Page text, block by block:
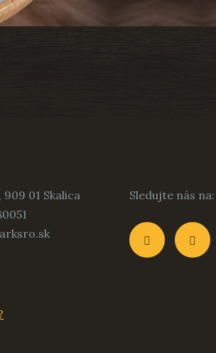
01 Skalica
Sledujte nás na: